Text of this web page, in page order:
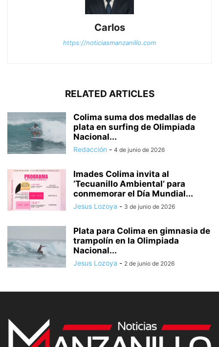
Carlos
https://noticiasmanzanillo.com
RELATED ARTICLES
Colima suma dos medallas de
plata en surfing de Olimpiada
Nacional...
Redacción - 4 de junio de 2026
Imades Colima invita al
‘Tecuanillo Ambiental’ para
conmemorar el Día Mundial...
Jesus Lozoya - 3 de junio de 2026
Plata para Colima en gimnasia de
trampolín en la Olimpiada
Nacional...
Jesus Lozoya - 2 de junio de 2026